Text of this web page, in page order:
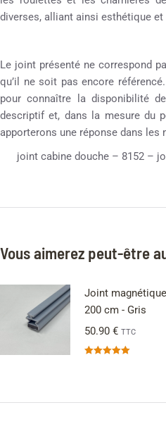
diverses, alliant ainsi esthétique
Le joint présenté ne correspond
qu’il ne soit pas encore
pour connaître la disponibilité
descriptif et, dans la mesure du
apporterons une réponse dans les
joint cabine douche – 8152 –
Vous aimerez peut-être
Joint
200 cm - Gris
50.90 € TTC